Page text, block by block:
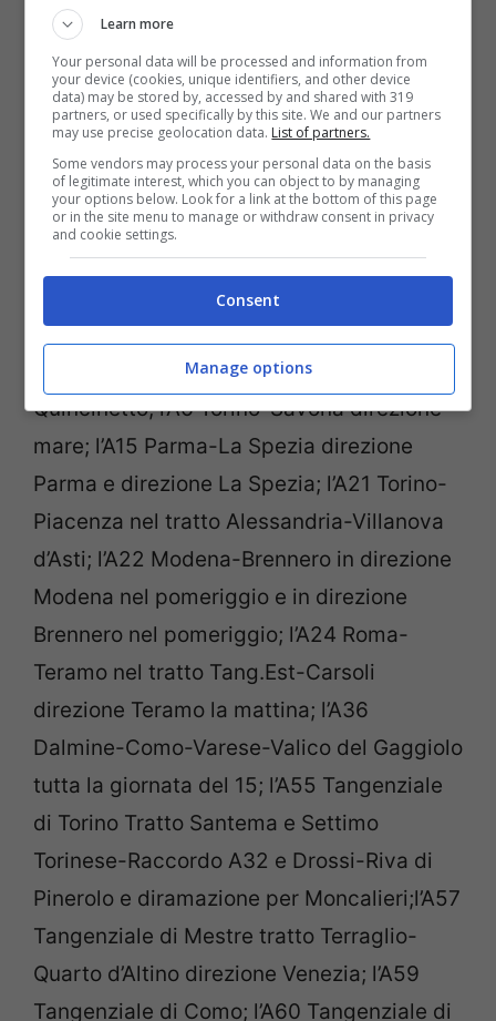
pesanti.
Questi i tratti segnalati dalla Polizia di
Stato per il giorno 15 agosto in cui si
L’A4 Venezia-Trieste in direzione di
Venezia; l’A5 Ivrea Santiha direzione nord e
sud; l’A3 Napoli-Salerno nel tratto Napoli
Sud-Castellamare,; l’A5 Torino-Quincinetto
in direzione di Aosta e in direzione di
Quincinetto; l’A6 Torino-Savona direzione
mare; l’A15 Parma-La Spezia direzione
Parma e direzione La Spezia; l’A21 Torino-
Piacenza nel tratto Alessandria-Villanova
d’Asti; l’A22 Modena-Brennero in direzione
Modena nel pomeriggio e in direzione
Brennero nel pomeriggio; l’A24 Roma-
Teramo nel tratto Tang.Est-Carsoli
direzione Teramo la mattina; l’A36
Dalmine-Como-Varese-Valico del Gaggiolo
tutta la giornata del 15; l’A55 Tangenziale
di Torino Tratto Santema e Settimo
Torinese-Raccordo A32 e Drossi-Riva di
Pinerolo e diramazione per Moncalieri;l’A57
Tangenziale di Mestre tratto Terraglio-
Quarto d’Altino direzione Venezia; l’A59
Tangenziale di Como; l’A60 Tangenziale di
Learn more
Your personal data will be processed and information from
your device (cookies, unique identifiers, and other device
data) may be stored by, accessed by and shared with 319
partners, or used specifically by this site. We and our partners
may use precise geolocation data. List of partners.
Some vendors may process your personal data on the basis
of legitimate interest, which you can object to by managing
your options below. Look for a link at the bottom of this page
or in the site menu to manage or withdraw consent in privacy
and cookie settings.
Consent
Manage options